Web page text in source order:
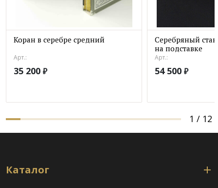
Коран в серебре средний
Арт.:
35 200 ₽
Серебряный
на подставке
Арт.:
54 500 ₽
1 / 12
Каталог